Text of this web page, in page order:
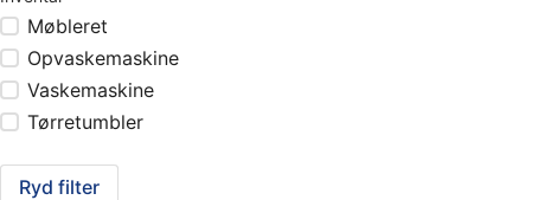
Møbleret
Opvaskemaskine
Vaskemaskine
Tørretumbler
Ryd filter